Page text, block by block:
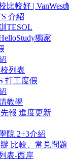
比較好 | VanWest
介紹
TESOL
獨家
列表
打工度假
教學
報 進度更新
院 2+3介紹
比較、常見問題
表-西岸